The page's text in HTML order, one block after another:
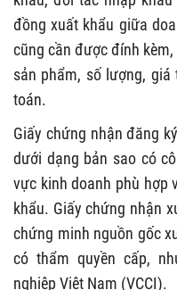
đồng xuất khẩu giữa
cũng cần được đính
sản phẩm, số lượng,
toán.
Giấy chứng nhận đăng
dưới dạng bản sao có
vực kinh doanh phù hợp
khẩu. Giấy chứng nhận
chứng minh nguồn gốc
có thẩm quyền cấp,
nghiệp Việt Nam (VCCI).